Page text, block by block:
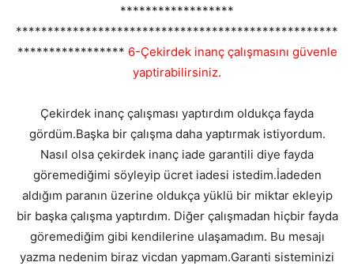
******************
***************************************************
***************** 6-Çekirdek inanç çalışmasını güvenle
yaptirabilirsiniz.
Çekirdek inanç çalışması yaptırdım oldukça fayda
gördüm.Başka bir çalışma daha yaptırmak istiyordum.
Nasıl olsa çekirdek inanç iade garantili diye fayda
göremediğimi söyleyip ücret iadesi istedim.İadeden
aldığım paranın üzerine oldukça yüklü bir miktar ekleyip
bir başka çalışma yaptırdım. Diğer çalışmadan hiçbir fayda
göremediğim gibi kendilerine ulaşamadım. Bu mesajı
yazma nedenim biraz vicdan yapmam.Garanti sisteminizi